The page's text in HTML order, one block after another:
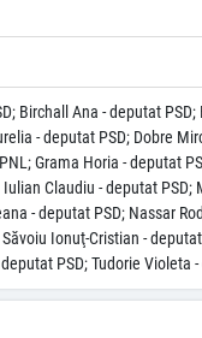
Birchall Ana - deputat
- deputat PSD; Dobre
Grama Horia - deputat
Claudiu - deputat
- deputat PSD; Nassar
Ionuţ-Cristian -
PSD; Tudorie